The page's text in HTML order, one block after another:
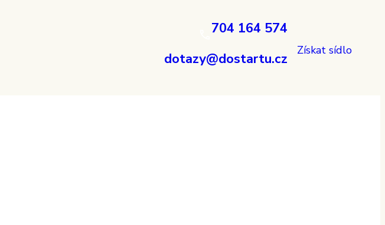
704 164 574
dotazy@dostartu.cz
Získat sídlo